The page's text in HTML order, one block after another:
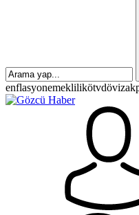
enflasyonemeklilikötvdöviz